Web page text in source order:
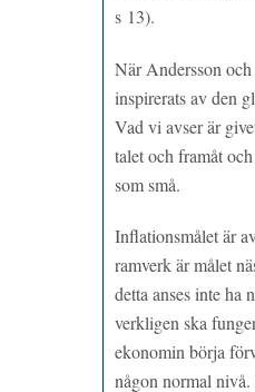
s 13).
När Andersson
inspirerats av den
Vad vi avser är
talet och framåt
som små.
Inflationsmålet är
ramverk är målet
detta anses inte ha
verkligen ska
ekonomin börja
någon normal